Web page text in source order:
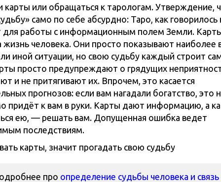
карты или обращаться к тарологам. Утверждение,
само по себе абсурдно: Таро, как
для работы с информационным полем Земли.
жизнь человека. Они просто показывают наиболее
иной ситуации, но свою судьбу каждый строит
просто предупреждают о грядущих
и не притягивают их. Впрочем, это касается
прогнозов: если вам нагадали богатство, это
придёт к вам в руки. Карты дают информацию, а
ею, — решать вам. Допущенная ошибка ведет
последствиям.
про определение судьбы человека и связь